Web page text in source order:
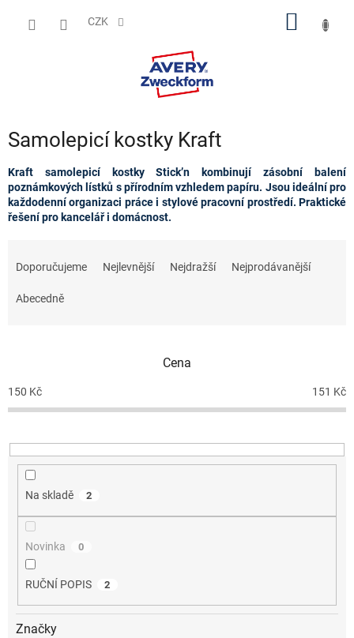
CZK
Samolepicí kostky Kraft
Kraft samolepicí kostky Stick’n kombinují zásobní balení
poznámkových lístků s přírodním vzhledem papíru. Jsou ideální pro
každodenní organizaci práce i stylové pracovní prostředí. Praktické
řešení pro kancelář i domácnost.
o
d
k
t
Doporučujeme Nejlevnější Nejdražší Nejprodávanější
Abecedně
Cena
150 Kč 151 Kč
Na skladě 2
Novinka 0
RUČNÍ POPIS 2
Značky